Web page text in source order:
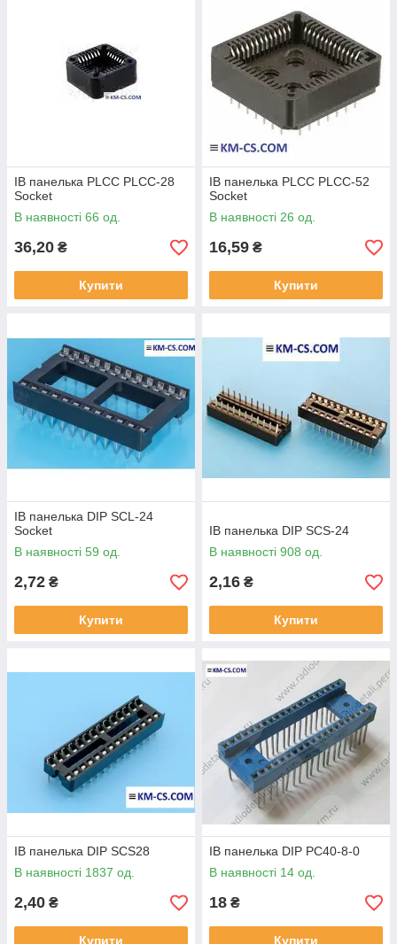
ІВ панелька PLCC PLCC-28
Socket
В наявності 66 од.
36,20 ₴
Купити
ІВ панелька PLCC PLCC-52
Socket
В наявності 26 од.
16,59 ₴
Купити
ІВ панелька DIP SCL-24
Socket
В наявності 59 од.
2,72 ₴
Купити
ІВ панелька DIP SCS-24
В наявності 908 од.
2,16 ₴
Купити
ІВ панелька DIP SCS28
В наявності 1837 од.
2,40 ₴
Купити
ІВ панелька DIP РС40-8-0
В наявності 14 од.
18 ₴
Купити